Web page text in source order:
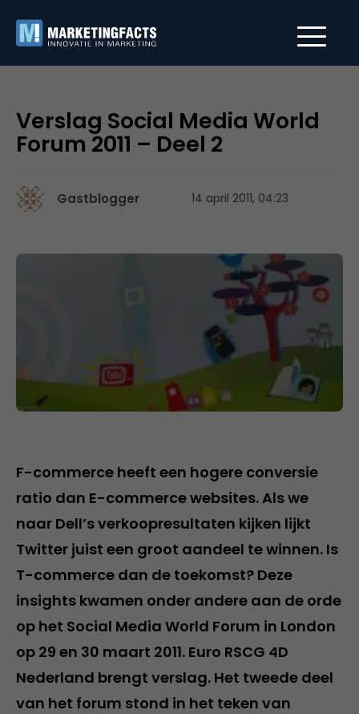
Verslag Social Media World
Forum 2011 – Deel 2
Gastblogger 14 april 2011, 04:23
F-commerce heeft een hogere conversie
ratio dan E-commerce websites. Als we
naar Dell’s verkoopresultaten kijken lijkt
Twitter juist een groot aandeel te winnen. Is
T-commerce dan de toekomst? Deze
insights kwamen onder andere aan de orde
op het Social Media World Forum in London
op 29 en 30 maart 2011. Euro RSCG 4D
Nederland brengt verslag. Het tweede deel
van het forum stond in het teken van